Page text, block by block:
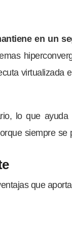
en un
virtualizada
lo que
siempre
que